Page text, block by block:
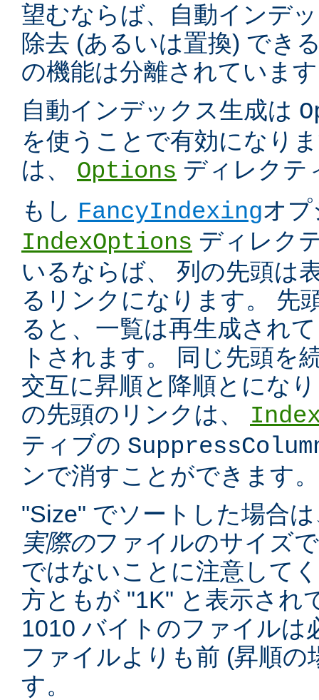
望むならば、自動インデ
除去 (あるいは置換) でき
の機能は分離されていま
自動インデックス生成は
を使うことで有効になり
は、 Options ディレクテ
もし FancyIndexingオ
IndexOptions ディレク
いるならば、 列の先頭は
るリンクになります。 先
ると、一覧は再生成され
トされます。 同じ先頭を
交互に昇順と降順とにな
の先頭のリンクは、
ティブの
ンで消すことができます。
"Size" でソートした場合
実際のファイルのサイズ
ではないことに注意して
方ともが "1K" と表示され
1010 バイトのファイルは
ファイルよりも前 (昇順の
す。